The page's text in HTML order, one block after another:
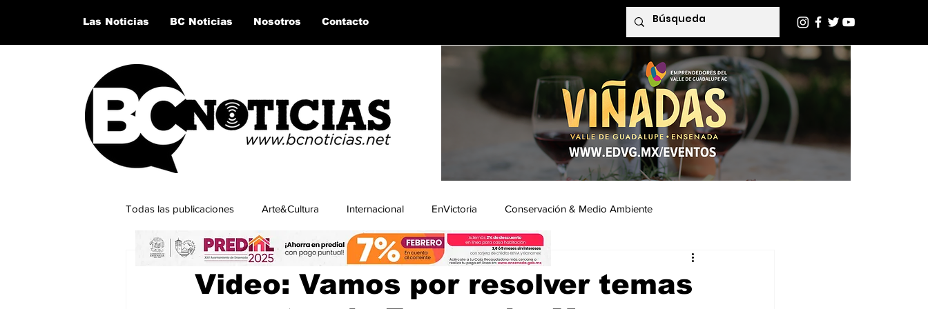
Las Noticias BC Noticias Nosotros Contacto
Todas las publicaciones Arte&Cultura Internacional EnVictoria Conservación & Medio Ambiente
Lo último del momento San Quintín, BC Bahía de los Ángeles, BC Columnas Invitadas Indaba Editorial
Video: Vamos por resolver temas
1 jun 20232 min de lectura